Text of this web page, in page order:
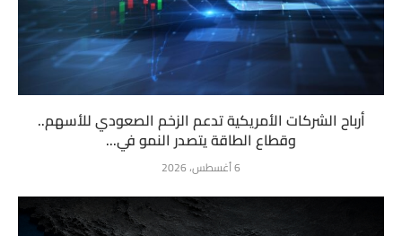
أرباح الشركات الأمريكية تدعم الزخم الصعودي للأسهم..
وقطاع الطاقة يتصدر النمو في...
6 أغسطس، 2026